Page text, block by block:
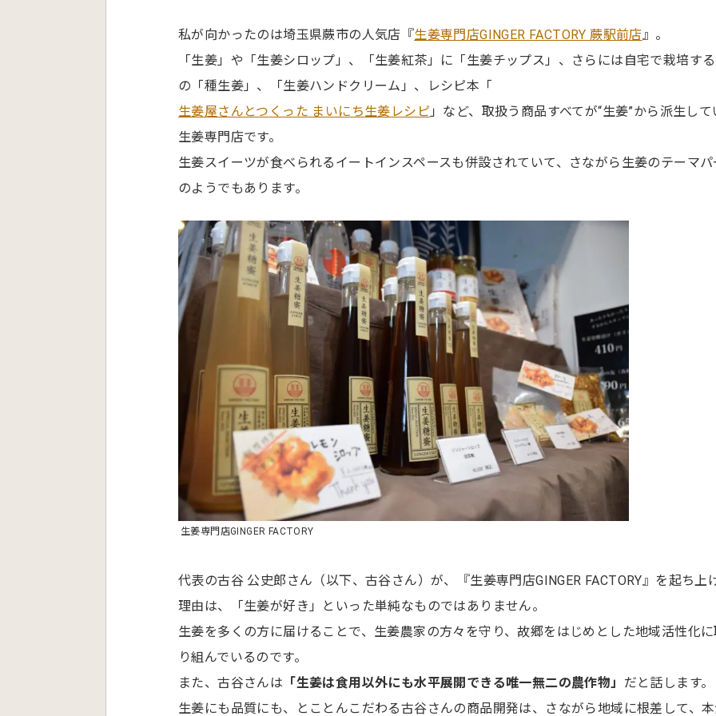
私が向かったのは埼玉県蕨市の人気店『生姜専門店GINGER FACTORY 蕨駅前店』。
「生姜」や「生姜シロップ」、「生姜紅茶」に「生姜チップス」、さらには自宅で栽培す
の「種生姜」、「生姜ハンドクリーム」、レシピ本「
生姜屋さんとつくった まいにち生姜レシピ 」など、取扱う商品すべてが“生姜”から派生して
生姜専門店です。
生姜スイーツが食べられるイートインスペースも併設されていて、さながら生姜のテーマパ
のようでもあります。
生姜専門店GINGER FACTORY
代表の古谷 公史郎さん（以下、古谷さん）が、『生姜専門店GINGER FACTORY』を起ち上
理由は、「生姜が好き」といった単純なものではありません。
生姜を多くの方に届けることで、生姜農家の方々を守り、故郷をはじめとした地域活性化に
り組んでいるのです。
また、古谷さんは 「生姜は食用以外にも水平展開できる唯一無二の農作物」 だと話します。
生姜にも品質にも、とことんこだわる古谷さんの商品開発は、さながら地域に根差して、